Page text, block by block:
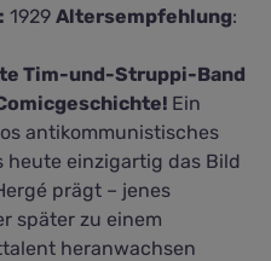
1929Altersempfehlung:
Tim-und-Struppi-Band
Ein
antikommunistisches
heute einzigartig das Bild
prägt – jenes
später zu einem
heranwachsen